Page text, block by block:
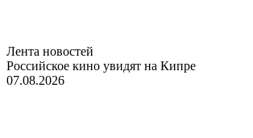
Лента новостей
Российское кино увидят на Кипре
07.08.2026